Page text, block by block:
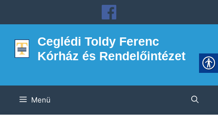
Ceglédi Toldy Ferenc
Kórház és Rendelőintézet
Menü